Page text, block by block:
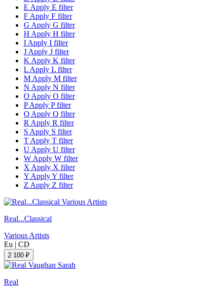
E Apply E filter
F Apply F filter
G Apply G filter
H Apply H filter
I Apply I filter
J Apply J filter
K Apply K filter
L Apply L filter
M Apply M filter
N Apply N filter
O Apply O filter
PApply P filter
Q Apply Q filter
R Apply R filter
S Apply S filter
T Apply T filter
U Apply U filter
W Apply W filter
X Apply X filter
Y Apply Y filter
Z Apply Z filter
Real...Classical
Various Artists
Eu | CD
2 100 ₽
Real